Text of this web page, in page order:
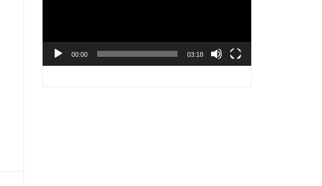
00:00 03:18